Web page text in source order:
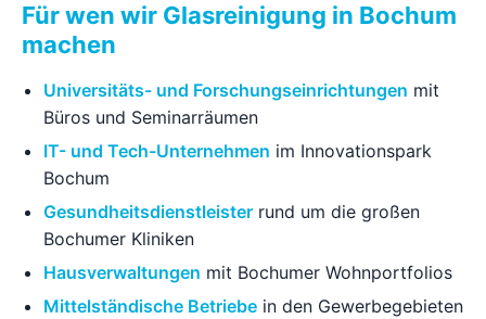
Für wen wir Glasreinigung in Bochum
machen
Universitäts- und Forschungseinrichtungen mit
Büros und Seminarräumen
IT- und Tech-Unternehmen im Innovationspark
Bochum
Gesundheitsdienstleister rund um die großen
Bochumer Kliniken
Hausverwaltungen mit Bochumer Wohnportfolios
Mittelständische Betriebe in den Gewerbegebieten